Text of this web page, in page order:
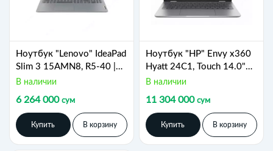
Ноутбук "Lenovo" IdeaPad
Slim 3 15AMN8, R5-40 |
8GB RAM | 512GB SSD |
FHD (Арт - 82XQ01DPRK)
В наличии
6 264 000 сум
Купить В корзину
Ноутбук "HP" Envy x360
Hyatt 24C1, Touch 14.0"
WUXGA, IPS, 300 nits,
7-8840HS, 16GB, 1TB,
AMD Radeon Graphics
(Арт. - A1YH6EA)
В наличии
11 304 000 сум
Купить В корзину